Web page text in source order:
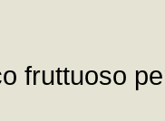
fruttuoso